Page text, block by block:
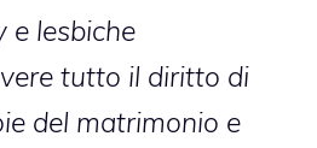
e lesbiche
tutto il diritto di
del matrimonio e